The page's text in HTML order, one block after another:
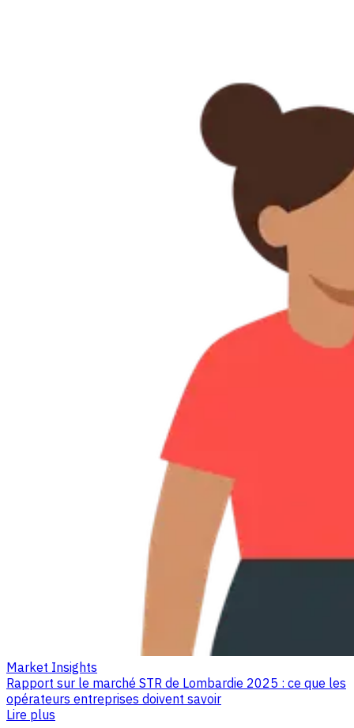
Market Insights
Rapport sur le marché STR de Lombardie 2025 : ce que les
opérateurs entreprises doivent savoir
Lire plus